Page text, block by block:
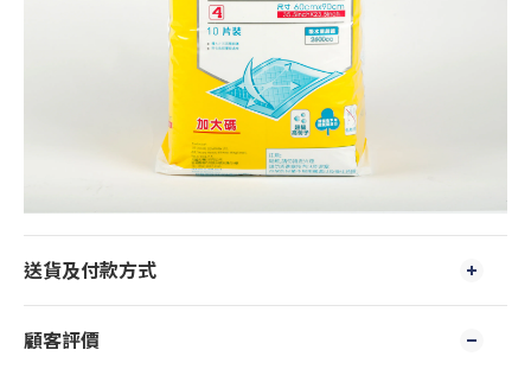
送貨及付款方式
顧客評價